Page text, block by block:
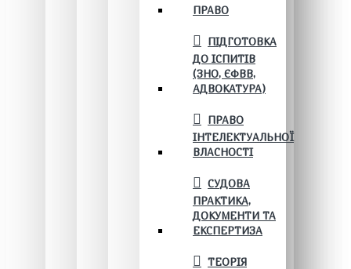
ПРАВО
ПІДГОТОВКА
ДО ІСПИТІВ
(ЗНО, ЄФВВ,
АДВОКАТУРА)
ПРАВО
ІНТЕЛЕКТУАЛЬНОЇ
ВЛАСНОСТІ
СУДОВА
ПРАКТИКА,
ДОКУМЕНТИ ТА
ЕКСПЕРТИЗА
ТЕОРІЯ